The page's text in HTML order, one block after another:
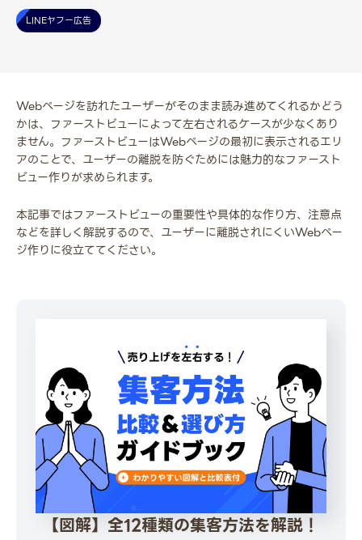
LINEヤフー広告
Webページを訪れたユーザーがそのまま読み進めてくれるかどう
かは、ファーストビューによって左右されるケースが少なくあり
ません。ファーストビューはWebページの最初に表示されるエリ
アのことで、ユーザーの離脱を防ぐためには魅力的なファースト
ビュー作りが求められます。
本記事ではファーストビューの重要性や具体的な作り方、注意点
などを詳しく解説するので、ユーザーに離脱されにくいWebペー
ジ作りに役立ててください。
【図解】全12種類の集客方法を解説！